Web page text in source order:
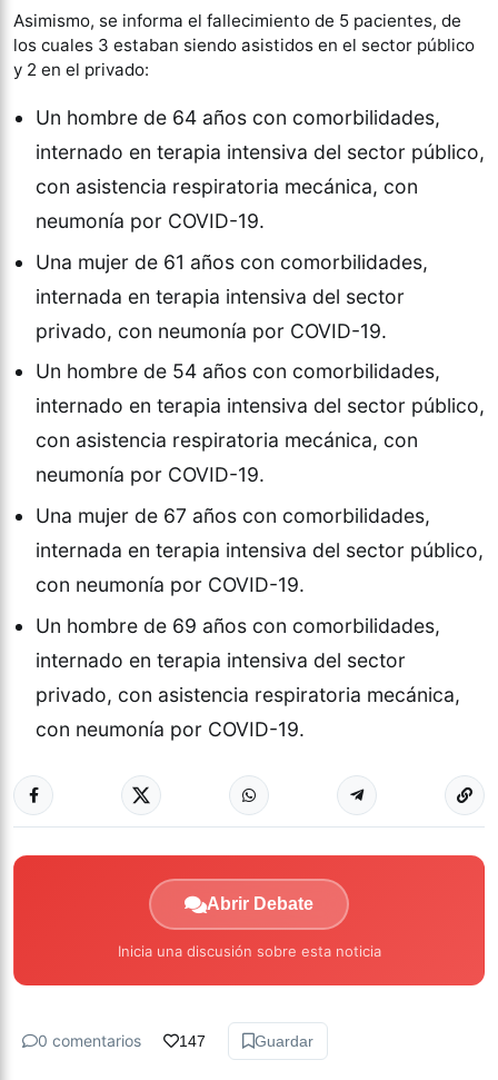
Asimismo, se informa el fallecimiento de 5 pacientes, de
los cuales 3 estaban siendo asistidos en el sector público
y 2 en el privado:
Un hombre de 64 años con comorbilidades,
internado en terapia intensiva del sector público,
con asistencia respiratoria mecánica, con
neumonía por COVID-19.
Una mujer de 61 años con comorbilidades,
internada en terapia intensiva del sector
privado, con neumonía por COVID-19.
Un hombre de 54 años con comorbilidades,
internado en terapia intensiva del sector público,
con asistencia respiratoria mecánica, con
neumonía por COVID-19.
Una mujer de 67 años con comorbilidades,
internada en terapia intensiva del sector público,
con neumonía por COVID-19.
Un hombre de 69 años con comorbilidades,
internado en terapia intensiva del sector
privado, con asistencia respiratoria mecánica,
con neumonía por COVID-19.
Abrir Debate
Inicia una discusión sobre esta noticia
0 comentarios 147 Guardar